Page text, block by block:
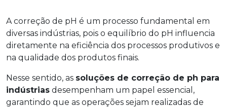
A correção de pH é um processo fundamental em
diversas indústrias, pois o equilíbrio do pH influencia
diretamente na eficiência dos processos produtivos e
na qualidade dos produtos finais.
Nesse sentido, as soluções de correção de ph para
indústrias desempenham um papel essencial,
garantindo que as operações sejam realizadas de